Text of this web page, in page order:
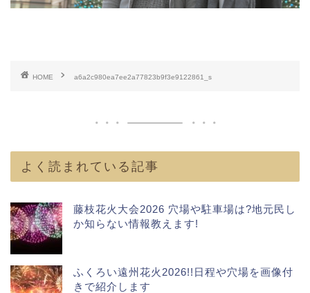
HOME a6a2c980ea7ee2a77823b9f3e9122861_s
よく読まれている記事
藤枝花火大会2026 穴場や駐車場は?地元民し
か知らない情報教えます!
ふくろい遠州花火2026!!日程や穴場を画像付
きで紹介します